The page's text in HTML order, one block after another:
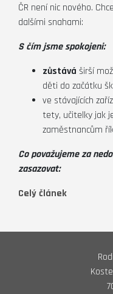
ČR není nic nového.
dalšími snahami:
S čím jsme spokojeni:
zůstává širší
děti do začátku
ve stávajících
tety, učitelky jak
zaměstnancům
Co považujeme za
zasazovat:
Celý článek